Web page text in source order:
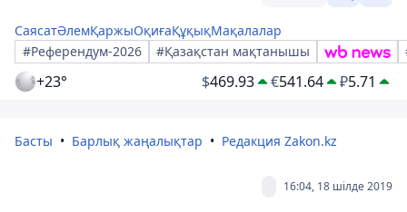
СаясатӘлемҚаржыОқиғаҚұқықМақалалар
#Референдум-2026
#Қазақстан мақтанышы
+23° $469.93 €541.64 ₽5.71
Басты Барлық жаңалықтар Редакция Zakon.kz
16:04, 18 шілде 2019